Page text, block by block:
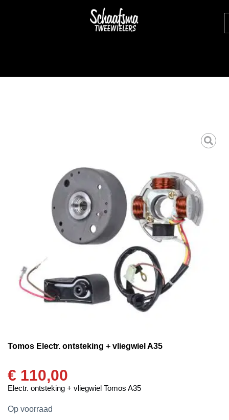
Tomos Electr. ontsteking + vliegwiel A35
€ 110,00
Electr. ontsteking + vliegwiel Tomos A35
Op voorraad